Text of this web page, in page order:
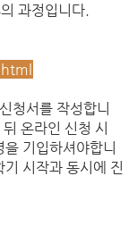
과정입니다.
청서를 작성합니
온라인 신청 시
기입하셔야합니
시작과 동시에 진